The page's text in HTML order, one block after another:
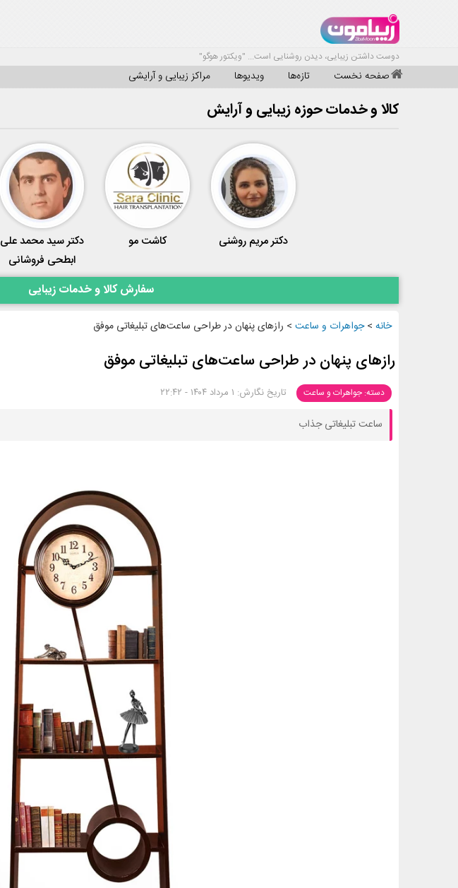
دوست داشتن زیبایی، دیدن روشنایی است... "ویکتور هوگو"
صفحه نخست تازه‌ها ویدیوها مراکز زیبایی و آرایشی
کالا و خدمات حوزه زیبایی و آرایش
دکتر مریم روشنی کاشت مو
دکتر سید محمد علی
ابطحی فروشانی
سفارش کالا و خدمات زیبایی
خانه >جواهرات و ساعت > رازهای پنهان در طراحی ساعت‌های تبلیغاتی موفق
رازهای پنهان در طراحی ساعت‌های تبلیغاتی موفق
دسته: جواهرات و ساعت تاریخ نگارش: ۱ مرداد ۱۴۰۴ - ۲۲:۴۲
ساعت تبلیغاتی جذاب